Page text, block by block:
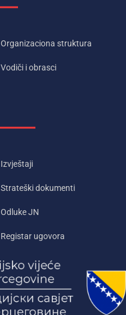
Organizaciona struktura
Vodiči i obrasci
Izvještaji
Strateški dokumenti
Odluke JN
Registar ugovora